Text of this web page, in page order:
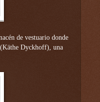
de vestuario donde
(Käthe Dyckhoff), una